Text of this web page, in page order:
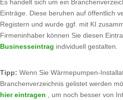
Es handelt sich um ein
Einträge. Diese beruhen auf öffentlich
Registern und wurde ggf. mit KI
Firmeninhaber können Sie diesen
Businesseintrag individuell gestalten.
Tipp: Wenn Sie Wärmepumpen-
Branchenverzeichnis gelistet werden
hier eintragen , um noch besser von